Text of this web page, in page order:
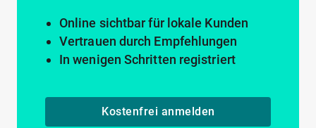
Online sichtbar für lokale Kunden
Vertrauen durch Empfehlungen
In wenigen Schritten registriert
Kostenfrei anmelden